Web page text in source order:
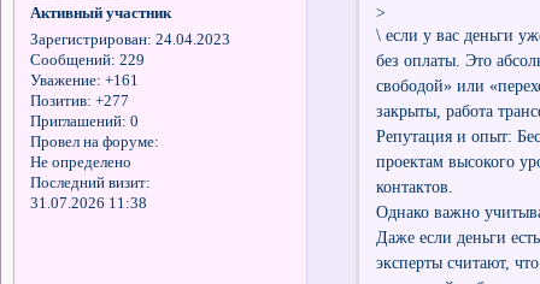
Активный участник
Зарегистрирован: 24.04.2023
Сообщений: 229
Уважение: +161
Позитив: +277
Приглашений: 0
Провел на форуме:
Не определено
Последний визит:
31.07.2026 11:38
>
\ если у вас деньги
без оплаты. Это
свободой» или
закрыты, работа
Репутация и опыт:
проектам высокого
контактов.
Однако важно
Даже если деньги
эксперты считают,